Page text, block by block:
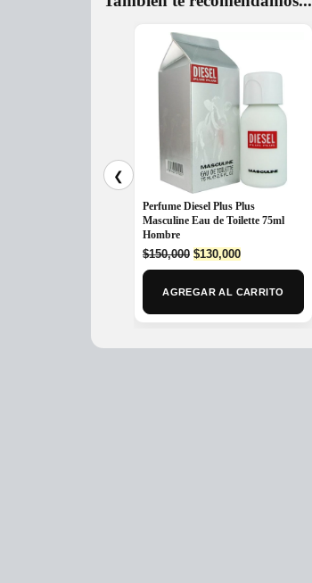
❮
Perfume Diesel Plus Plus
Masculine Eau de Toilette 75ml
Hombre
$150,000 Original
price
$130,000Current
price
AGREGAR AL CARRITO